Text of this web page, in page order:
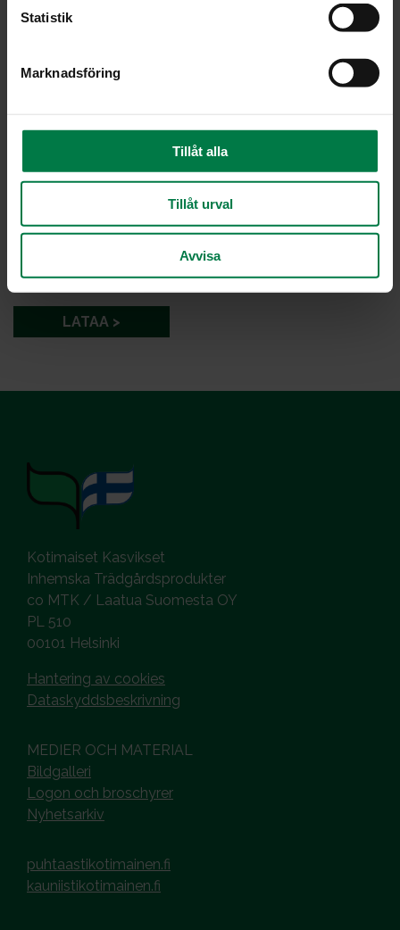
Statistik
Marknadsföring
Tillåt alla
Tillåt urval
Avvisa
Kuva: Kotimaiset Kasvikset ry / Tommy Selin
LATAA
Kotimaiset Kasvikset
Inhemska Trädgårdsprodukter
co MTK / Laatua Suomesta OY
PL 510
00101 Helsinki
Hantering av cookies
Dataskyddsbeskrivning
MEDIER OCH MATERIAL
Bildgalleri
Logon och broschyrer
Nyhetsarkiv
puhtaastikotimainen.fi
kauniistikotimainen.fi